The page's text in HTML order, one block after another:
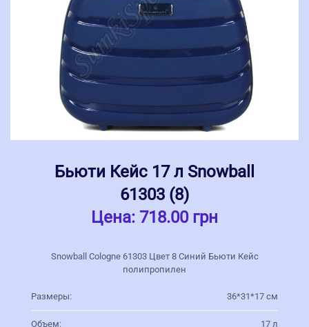
Бьюти Кейс 17 л Snowball
61303 (8)
Цена: 718.00 грн
Snowball Cologne 61303 Цвет 8 Синий Бьюти Кейс
полипропилен
Размеры: 36*31*17 см
Объем: 17 л